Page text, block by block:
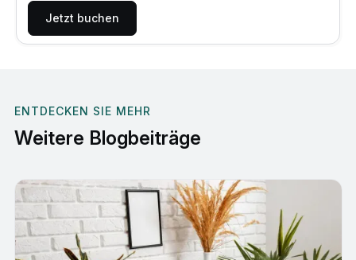
Jetzt buchen
ENTDECKEN SIE MEHR
Weitere Blogbeiträge